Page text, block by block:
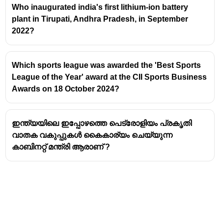
Who inaugurated india's first lithium-ion battery
plant in Tirupati, Andhra Pradesh, in September
2022?
Which sports league was awarded the 'Best Sports
League of the Year' award at the CII Sports Business
Awards on 18 October 2024?
ഇന്ത്യയിലെ ഇപ്പോഴത്തെ പെട്രോളിയം പ്രകൃതി
വാതക വകുപ്പുകൾ കൈകാര്യം ചെയ്യുന്ന
കാബിനറ്റ് മന്ത്രി ആരാണ് ?